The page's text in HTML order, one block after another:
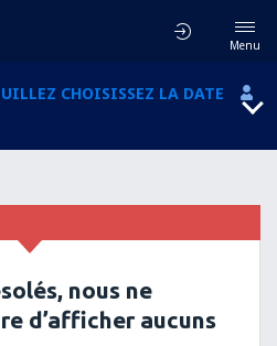
Menu
CHOISISSEZ LA DATE
nous ne
d’afficher aucuns